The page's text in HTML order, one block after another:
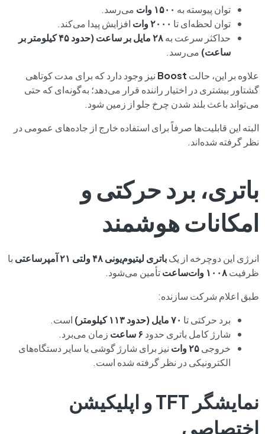
توان پیوسته به ۱۵۰۰ وات
می‌رسد.
توان لحظه‌ای تا ۲۰۰۰ وات
افزایش پیدا می‌کند.
حداکثر سرعت به
۲۸ مایل بر ساعت (حدود ۴۵ کیلومتر بر
ساعت) می‌رسد.
علاوه بر این، حالت Boost نیز وجود دارد که برای مدت کوتاهی
گشتاور بیشتری در اختیار راننده قرار می‌دهد؛ به‌گونه‌ای که حتی
می‌تواند باعث بلند شدن چرخ جلو از زمین شود.
البته این قابلیت‌ها صرفاً برای استفاده خارج از جاده‌های عمومی در
نظر گرفته شده‌اند.
باتری، برد حرکتی و
امکانات هوشمند
انرژی این دوچرخه از یکباتری لیتیوم‌یونی ۴۸ ولتی ۲۱ آمپرساعتی
با
ظرفیت۱۰۰۸ وات‌ساعت
تأمین می‌شود.
طبق اعلام شرکت سازنده:
برد حرکتی تا ۷۰ مایل (حدود ۱۱۳ کیلومتر)
است.
شارژ کامل باتری حدود ۶ ساعت
زمان می‌برد.
خروجی۲۵ وات
نیز برای شارژ گوشی یا سایر دستگاه‌های
الکترونیکی در نظر گرفته شده است.
نمایشگر TFT و اپلیکیشن
اختصاصی